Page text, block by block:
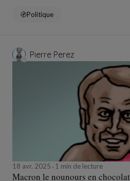
Politique
Pierre Perez
18 avr. 2025 1 min de lecture
Macron le nounours en chocolat